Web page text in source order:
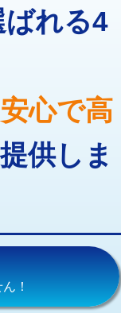
円
円
場見積
円
円
円
円～
円+材料費
円+材料費
れる4
心で高
供しま
！